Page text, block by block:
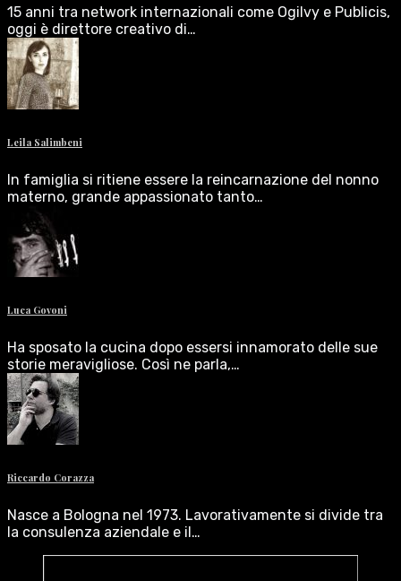
15 anni tra network internazionali come Ogilvy e Publicis,
oggi è direttore creativo di…
Leila Salimbeni
In famiglia si ritiene essere la reincarnazione del nonno
materno, grande appassionato tanto…
Luca Govoni
Ha sposato la cucina dopo essersi innamorato delle sue
storie meravigliose. Così ne parla,…
Riccardo Corazza
Nasce a Bologna nel 1973. Lavorativamente si divide tra
la consulenza aziendale e il…